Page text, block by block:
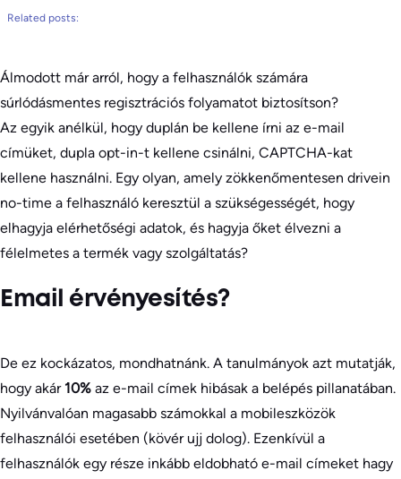
Related posts:
Álmodott már arról, hogy a felhasználók számára
súrlódásmentes regisztrációs folyamatot biztosítson?
Az egyik anélkül, hogy duplán be kellene írni az e-mail
címüket, dupla opt-in-t kellene csinálni, CAPTCHA-kat
kellene használni. Egy olyan, amely zökkenőmentesen drivein
no-time a felhasználó keresztül a szükségességét, hogy
elhagyja elérhetőségi adatok, és hagyja őket élvezni a
félelmetes a termék vagy szolgáltatás?
Email érvényesítés?
De ez kockázatos, mondhatnánk. A tanulmányok azt mutatják,
hogy akár 10% az e-mail címek hibásak a belépés pillanatában.
Nyilvánvalóan magasabb számokkal a mobileszközök
felhasználói esetében (kövér ujj dolog). Ezenkívül a
felhasználók egy része inkább eldobható e-mail címeket hagy